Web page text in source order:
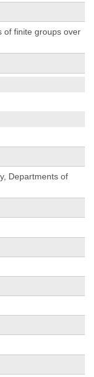
of finite groups over
Departments of